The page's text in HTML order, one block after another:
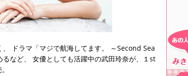
ドラマ「マジで航海してます。 ～Second Sea
など、 女優としても活躍中の武田玲奈が、１st